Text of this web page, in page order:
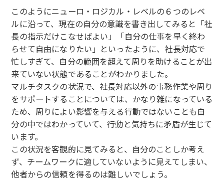
このようにニューロ・ロジカル・レベルの６つのレベ
ルに沿って、現在の自分の意識を書き出してみると「社
長の指示だけこなせばよい」「自分の仕事を早く終わ
らせて自由になりたい」といったように、社長対応で
忙しすぎて、自分の範囲を超えて周りを助けることが出
来ていない状態であることがわかりました。
マルチタスクの状況で、社長対応以外の事務作業や周り
をサポートすることについては、かなり雑になっている
ため、周りによい影響を与える行動ではないことも自
分の中ではわかっていて、行動と気持ちに矛盾が生じて
います。
この状況を客観的に見てみると、自分のことしか考え
ず、チームワークに適していないように見えてしまい、
他者からの信頼を得るのは難しいでしょう。